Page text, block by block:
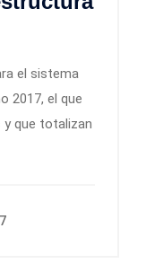
el sistema
2017, el que
que totalizan